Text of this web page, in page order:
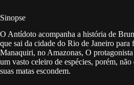
Sinopse
O Antídoto acompanha a história de
que sai da cidade do Rio de Janeiro para
Manaquiri, no Amazonas, O
um vasto celeiro de espécies, porém,
suas matas escondem.